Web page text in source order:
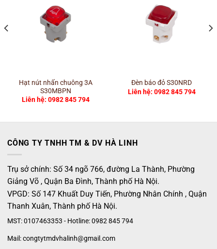
Hạt nút nhấn chuông 3A
S30MBPN
Liên hệ: 0982 845 794
Đèn báo đỏ S30NRD
Liên hệ: 0982 845 794
CÔNG TY TNHH TM & DV HÀ LINH
Trụ sở chính: Số 34 ngõ 766, đường La Thành, Phường
Giảng Võ , Quận Ba Đình, Thành phố Hà Nội.
VPGD: Số 147 Khuất Duy Tiến, Phường Nhân Chính , Quận
Thanh Xuân, Thành phố Hà Nội.
MST: 0107463353 - Hotline: 0982 845 794
Mail: congtytmdvhalinh@gmail.com